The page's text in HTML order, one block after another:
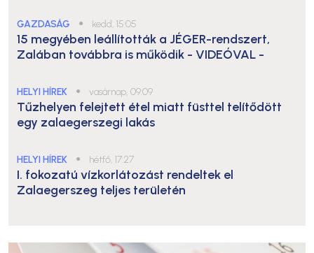
GAZDASÁG ● kedd, 15:05
15 megyében leállították a JÉGER-rendszert,
Zalában továbbra is működik - VIDEÓVAL -
HELYI HÍREK ● vasárnap, 09:09
Tűzhelyen felejtett étel miatt füsttel telítődött
egy zalaegerszegi lakás
HELYI HÍREK ● hétfő, 17:27
I. fokozatú vízkorlátozást rendeltek el
Zalaegerszeg teljes területén